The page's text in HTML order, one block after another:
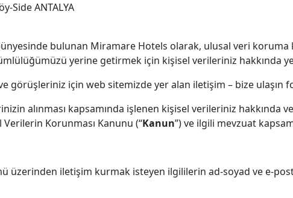
Side ANTALYA
bulunan Miramare Hotels olarak, ulusal veri koruma
yerine getirmek için kişisel verileriniz hakkında
görüşleriniz için web sitemizde yer alan iletişim – bize
alınması kapsamında işlenen kişisel verileriniz
Verilerin Korunması Kanunu (“Kanun”) ve ilgili mevzuat
üzerinden iletişim kurmak isteyen ilgililerin ad-soyad ve e-